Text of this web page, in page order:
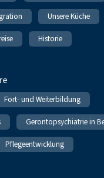
Unsere Küche
Historie
Fort- und Weiterbildung
Gerontopsychiatrie in
Pflegeentwicklung